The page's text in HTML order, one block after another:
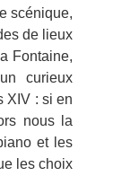
scénique,
de lieux
Fontaine,
curieux
XIV : si en
nous la
et les
les choix